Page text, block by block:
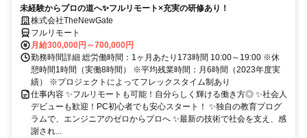
未経験からプロの道へ✨フルリモート×充実の研修あり！
株式会社TheNewGate
フルリモート
月給300,000円～700,000円
勤務時間詳細 総労働時間：1ヶ月あたり173時間 10:00～19:00 ※休
憩時間1時間（実働8時間） ※平均残業時間：月6時間（2023年度実
績） ※プロジェクトによってフレックスタイム制あり
仕事内容 ✨フルリモートも可能！自分らしく輝ける働き方◎ ✨社会人
デビューも歓迎！PC初心者でも安心スタート！ ✨独自の教育プログ
ラムで、エンジニアのゼロからプロへ ✨最新の技術で社会を支え、感
謝され...